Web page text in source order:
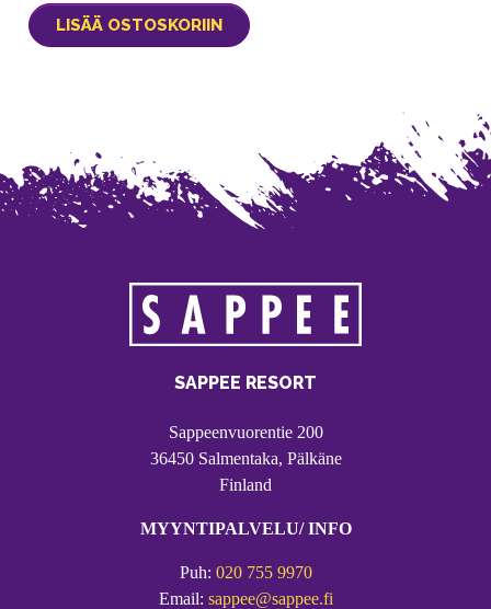
SAPPEE RESORT
Sappeenvuorentie 200
36450 Salmentaka, Pälkäne
Finland
MYYNTIPALVELU/ INFO
Puh: 020 755 9970
Email: sappee@sappee.fi